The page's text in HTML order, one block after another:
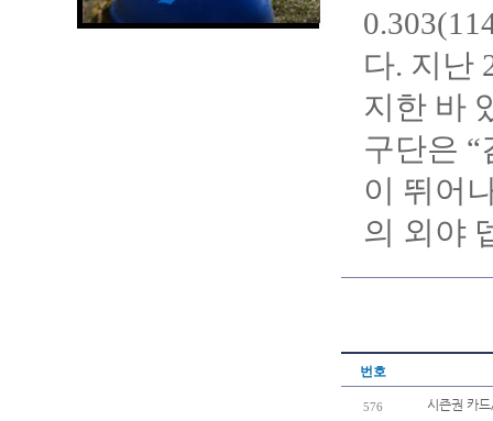
다. 지난
지한 바
구단은
이 뛰어
의 외야
번호
576 시즌권 카